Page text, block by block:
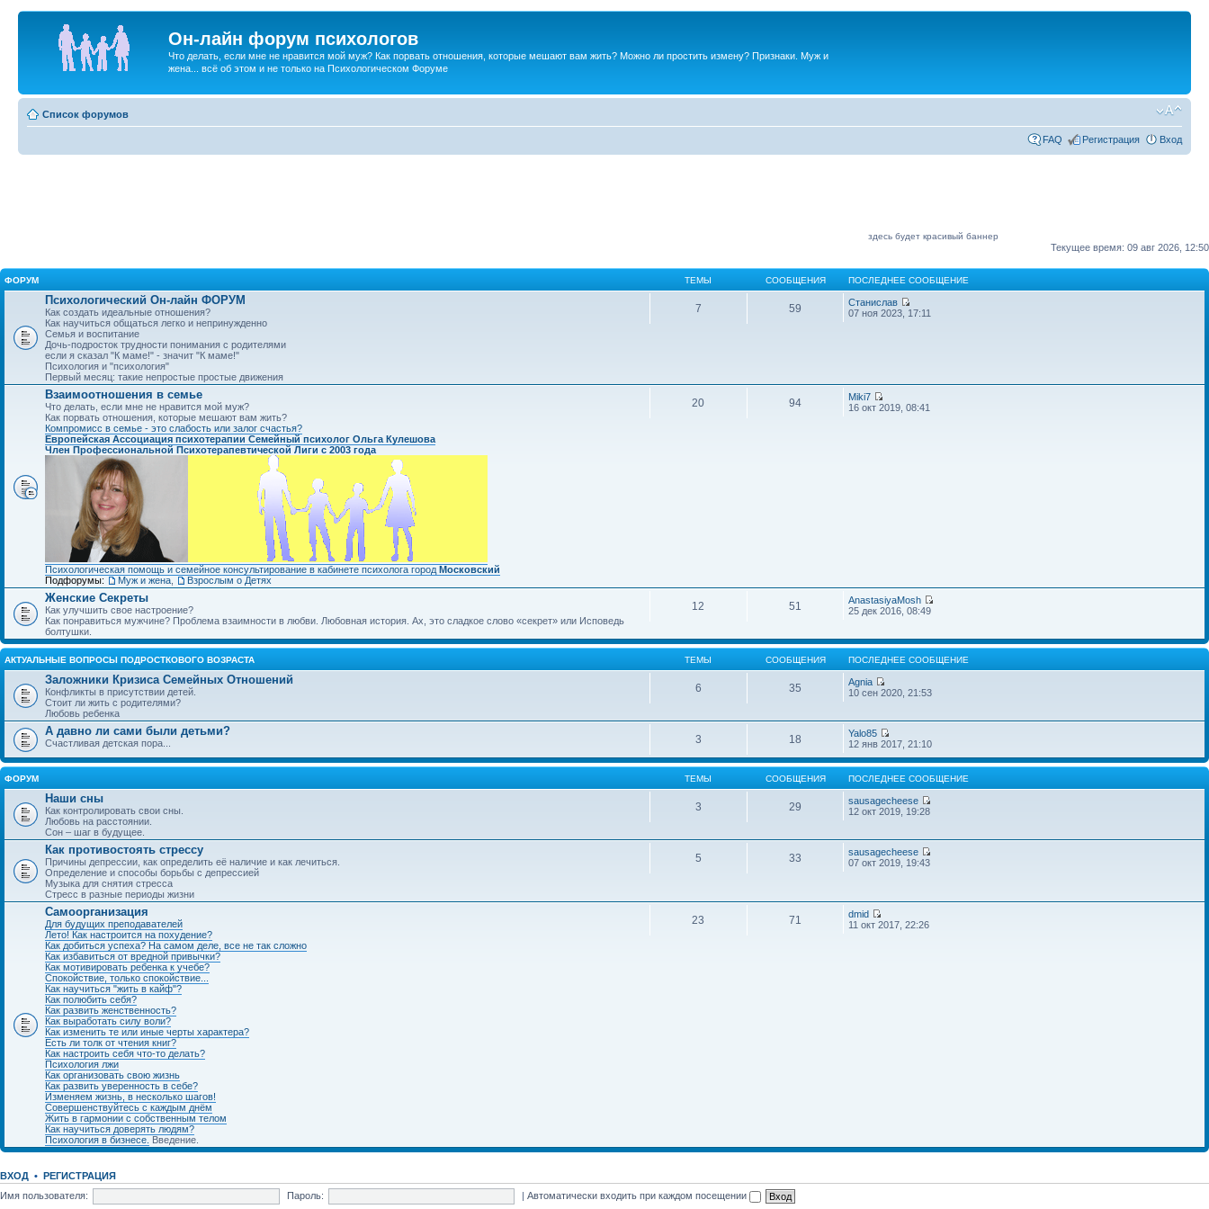
Он-лайн форум психологов
Что делать, если мне не нравится мой муж? Как порвать отношения, которые мешают вам жить? Можно ли простить измену? Признаки. Муж и
жена... всё об этом и не только на Психологическом Форуме
Список форумов
FAQ Регистрация Вход
здесь будет красивый баннер
Текущее время: 09 авг 2026, 12:50
ФОРУМ ТЕМЫ СООБЩЕНИЯ ПОСЛЕДНЕЕ СООБЩЕНИЕ
Психологический Он-лайн ФОРУМ
Как создать идеальные отношения?
Как научиться общаться легко и непринужденно
Семья и воспитание
Дочь-подросток трудности понимания с родителями
если я сказал "К маме!" - значит "К маме!"
Психология и "психология"
Первый месяц: такие непростые простые движения
7 59
Станислав
07 ноя 2023, 17:11
Взаимоотношения в семье
Что делать, если мне не нравится мой муж?
Как порвать отношения, которые мешают вам жить?
Компромисс в семье - это слабость или залог счастья?
Европейская Ассоциация психотерапии Семейный психолог Ольга Кулешова
Член Профессиональной Психотерапевтической Лиги с 2003 года
Психологическая помощь и семейное консультирование в кабинете психолога город Московский
Подфорумы:
Муж и жена Взрослым о Детях
20 94
Miki7
16 окт 2019, 08:41
Женские Секреты
Как улучшить свое настроение?
Как понравиться мужчине? Проблема взаимности в любви. Любовная история. Ах, это сладкое слово «секрет» или Исповедь
болтушки.
12 51
AnastasiyaMosh
25 дек 2016, 08:49
АКТУАЛЬНЫЕ ВОПРОСЫ ПОДРОСТКОВОГО ВОЗРАСТА ТЕМЫ СООБЩЕНИЯ ПОСЛЕДНЕЕ СООБЩЕНИЕ
Заложники Кризиса Семейных Отношений
Конфликты в присутствии детей.
Стоит ли жить с родителями?
Любовь ребенка
6 35
Agnia
10 сен 2020, 21:53
А давно ли сами были детьми?
Счастливая детская пора... 3 18
Yalo85
12 янв 2017, 21:10
ФОРУМ ТЕМЫ СООБЩЕНИЯ ПОСЛЕДНЕЕ СООБЩЕНИЕ
Наши сны
Как контролировать свои сны.
Любовь на расстоянии.
Сон – шаг в будущее.
3 29
sausagecheese
12 окт 2019, 19:28
Как противостоять стрессу
Причины депрессии, как определить её наличие и как лечиться.
Определение и способы борьбы с депрессией
Музыка для снятия стресса
Стресс в разные периоды жизни
5 33
sausagecheese
07 окт 2019, 19:43
Самоорганизация
Для будущих преподавателей
Лето! Как настроится на похудение?
Как добиться успеха? На самом деле, все не так сложно
Как избавиться от вредной привычки?
Как мотивировать ребенка к учебе?
Спокойствие, только спокойствие...
Как научиться "жить в кайф"?
Как полюбить себя?
Как развить женственность?
Как выработать силу воли?
Как изменить те или иные черты характера?
Есть ли толк от чтения книг?
Как настроить себя что-то делать?
Психология лжи
Как организовать свою жизнь
Как развить уверенность в себе?
Изменяем жизнь, в несколько шагов!
Совершенствуйтесь с каждым днём
Жить в гармонии с собственным телом
Как научиться доверять людям?
Психология в бизнесе. Введение.
23 71
dmid
11 окт 2017, 22:26
ВХОД • РЕГИСТРАЦИЯ
Имя пользователя:
Пароль: |Автоматически входить при каждом посещении